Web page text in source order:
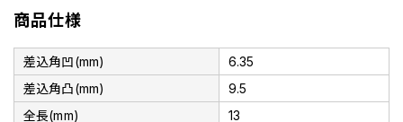
商品仕様
差込角凹(mm)
6.35
差込角凸(mm)
9.5
全長(mm)
13